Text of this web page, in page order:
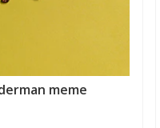
meme